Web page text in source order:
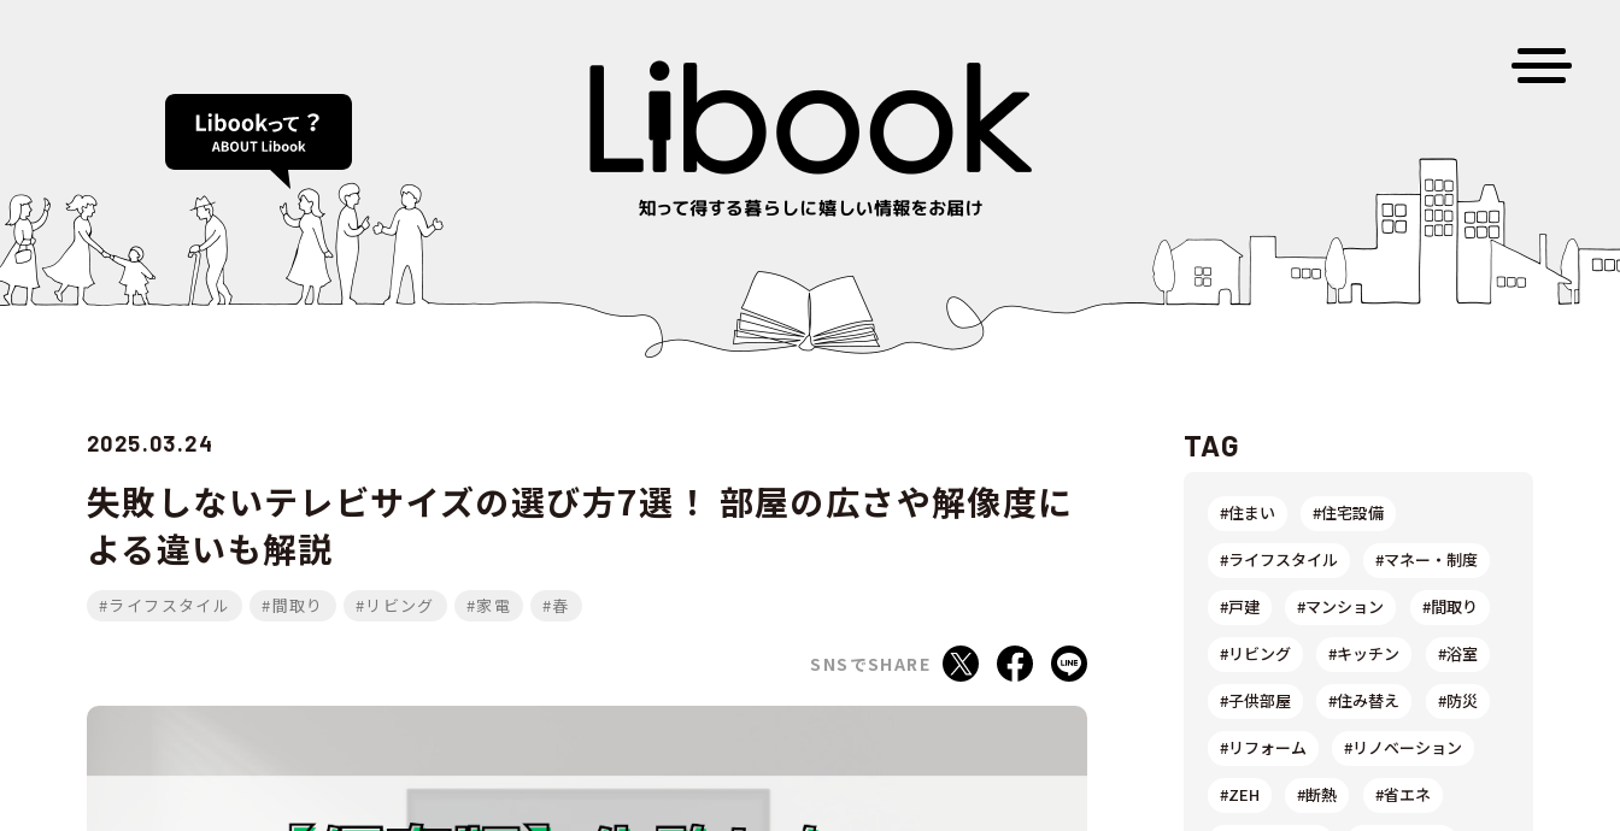
2025.03.24
失敗しないテレビサイズの選び方7選！ 部屋の広さや解像度に
よる違いも解説
#ライフスタイル #間取り #リビング #家電 #春
SNSでSHARE
TAG
#住まい #住宅設備
#ライフスタイル #マネー・制度
#戸建 #マンション #間取り
#リビング #キッチン #浴室
#子供部屋 #住み替え #防災
#リフォーム #リノベーション
#ZEH #断熱 #省エネ